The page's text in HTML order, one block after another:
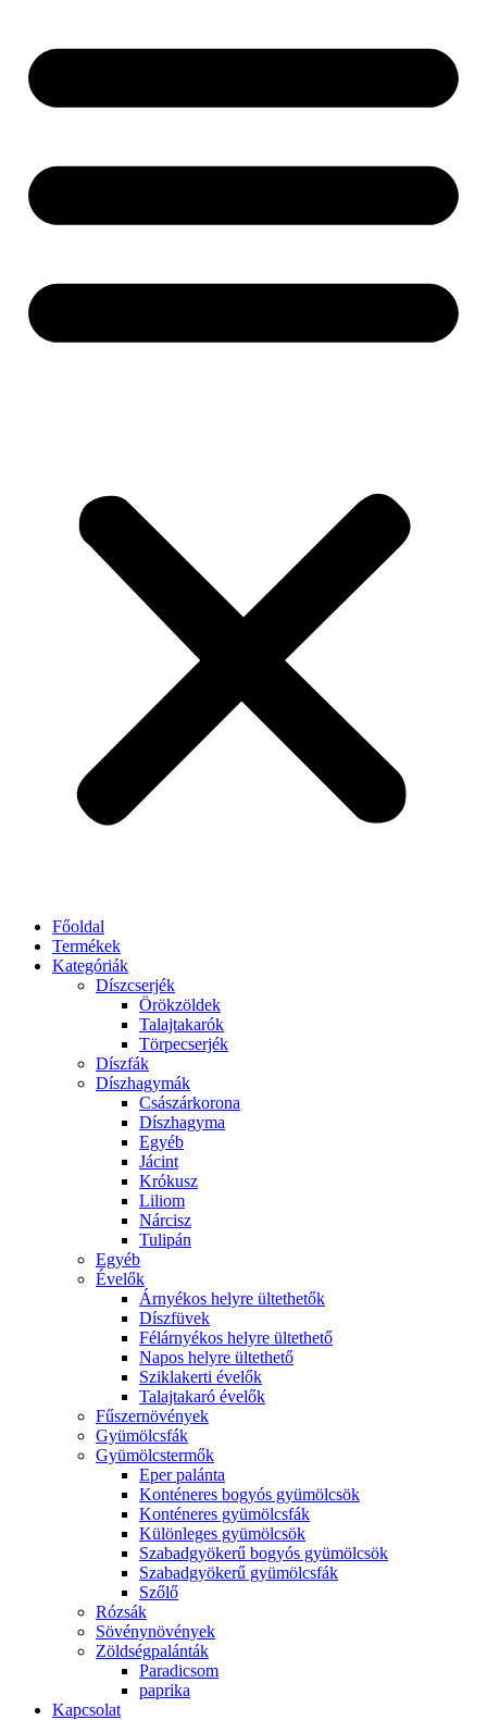
Főoldal
Termékek
Kategóriák
Díszcserjék
Örökzöldek
Talajtakarók
Törpecserjék
Díszfák
Díszhagymák
Császárkorona
Díszhagyma
Egyéb
Jácint
Krókusz
Liliom
Nárcisz
Tulipán
Egyéb
Évelők
Árnyékos helyre ültethetők
Díszfüvek
Félárnyékos helyre ültethető
Napos helyre ültethető
Sziklakerti évelők
Talajtakaró évelők
Fűszernövények
Gyümölcsfák
Gyümölcstermők
Eper palánta
Konténeres bogyós gyümölcsök
Konténeres gyümölcsfák
Különleges gyümölcsök
Szabadgyökerű bogyós gyümölcsök
Szabadgyökerű gyümölcsfák
Szőlő
Rózsák
Sövénynövények
Zöldségpalánták
Paradicsom
paprika
Kapcsolat